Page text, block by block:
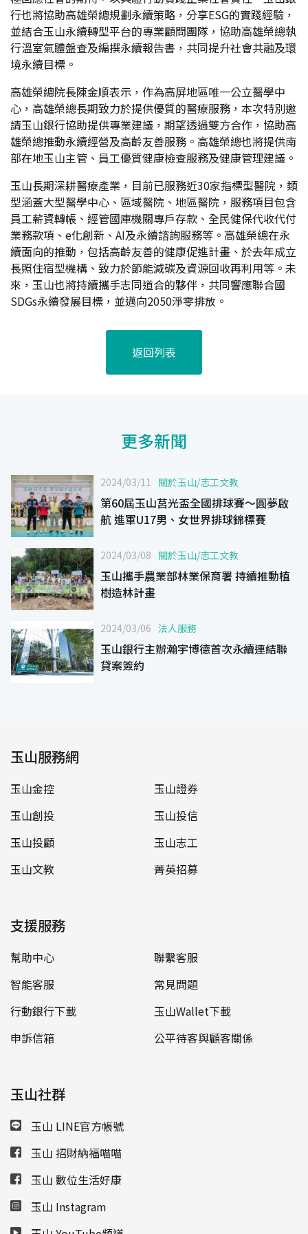
行也將協助高雄榮總規劃永續策略，分享ESG的實踐經驗，
並結合玉山永續轉型平台的專業顧問團隊，協助高雄榮總執
行溫室氣體盤查及編撰永續報告書，共同提升社會共融及環
境永續目標。
高雄榮總院長陳金順表示，作為高屏地區唯一公立醫學中
心，高雄榮總長期致力於提供優質的醫療服務，本次特別邀
請玉山銀行協助提供專業建議，期望透過雙方合作，協助高
雄榮總推動永續經營及高齡友善服務。高雄榮總也將提供南
部在地玉山主管、員工優質健康檢查服務及健康管理建議。
玉山長期深耕醫療產業，目前已服務近30家指標型醫院，類
型涵蓋大型醫學中心、區域醫院、地區醫院，服務項目包含
員工薪資轉帳、經管國庫機關專戶存款、全民健保代收代付
業務款項、e化創新、AI及永續諮詢服務等。高雄榮總在永
續面向的推動，包括高齡友善的健康促進計畫、於去年成立
長照住宿型機構、致力於節能減碳及資源回收再利用等。未
來，玉山也將持續攜手志同道合的夥伴，共同響應聯合國
SDGs永續發展目標，並邁向2050淨零排放。
返回列表
更多新聞
2024/03/11 關於玉山/志工文教
第60屆玉山莒光盃全國排球賽〜圓夢啟
航 進軍U17男、女世界排球錦標賽
2024/03/08 關於玉山/志工文教
玉山攜手農業部林業保育署 持續推動植
樹造林計畫
2024/03/06 法人服務
玉山銀行主辦瀚宇博德首次永續連結聯
貸案簽約
玉山服務網
玉山金控
玉山證券
玉山創投
玉山投信
玉山投顧
玉山志工
玉山文教
菁英招募
支援服務
幫助中心
聯繫客服
智能客服
常見問題
行動銀行下載
玉山Wallet下載
申訴信箱
公平待客與顧客關係
玉山社群
玉山 LINE官方帳號
玉山 招財納福喵喵
玉山 數位生活好康
玉山 Instagram